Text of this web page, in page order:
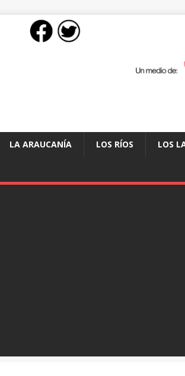
LA ARAUCANÍA LOS RÍOS LOS